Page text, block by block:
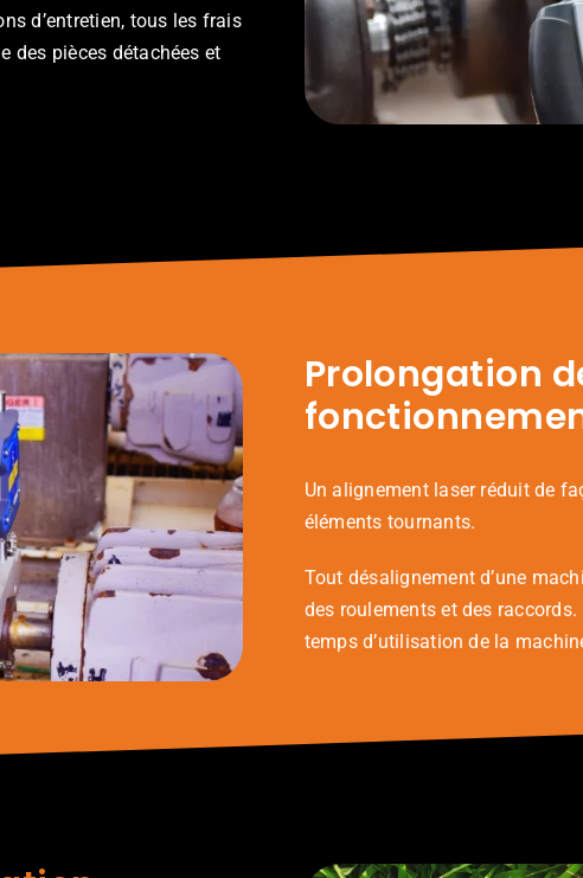
d’entretien, tous les frais
des pièces détachées et
Prolongation
Un alignement laser réduit de
éléments tournants.
Tout désalignement d’une
des roulements et des
temps d’utilisation de la